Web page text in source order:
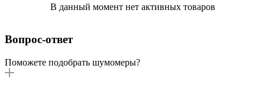
В данный момент нет активных товаров
Вопрос-ответ
Поможете подобрать шумомеры?